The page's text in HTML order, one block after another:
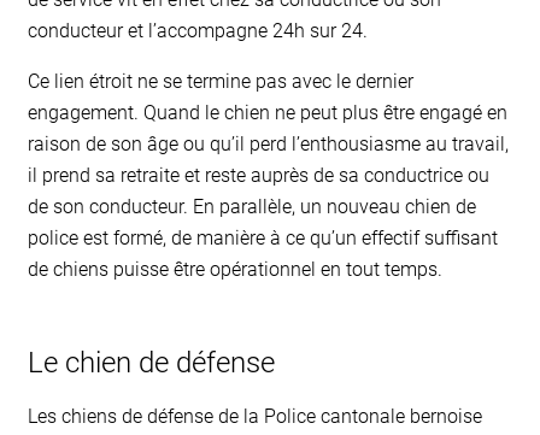
conducteur et l’accompagne 24h sur 24.
Ce lien étroit ne se termine pas avec le dernier
engagement. Quand le chien ne peut plus être engagé en
raison de son âge ou qu’il perd l’enthousiasme au travail,
il prend sa retraite et reste auprès de sa conductrice ou
de son conducteur. En parallèle, un nouveau chien de
police est formé, de manière à ce qu’un effectif suffisant
de chiens puisse être opérationnel en tout temps.
Le chien de défense
Les chiens de défense de la Police cantonale bernoise